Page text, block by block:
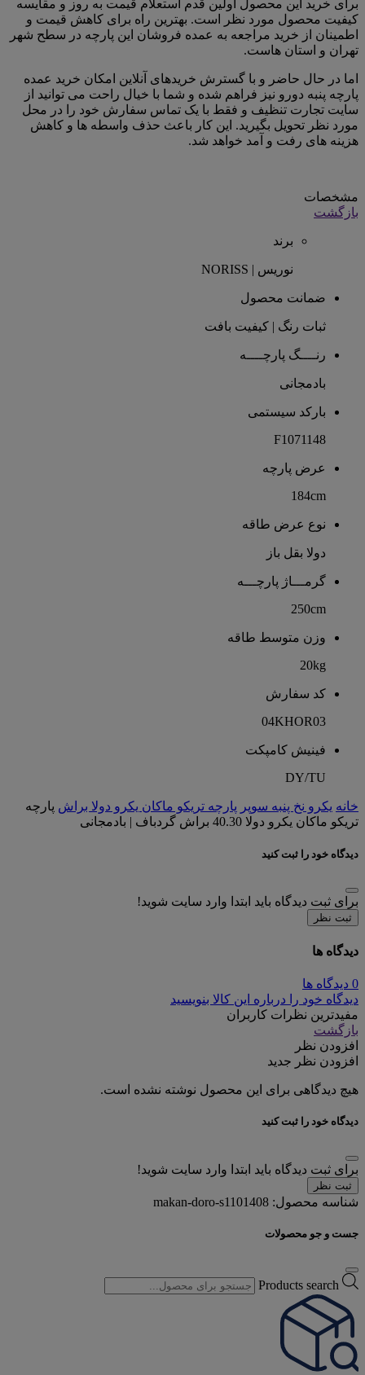
برای خرید این محصول اولین قدم استعلام قیمت به روز و مقایسه
کیفیت محصول مورد نظر است. بهترین راه برای کاهش قیمت و
اطمینان از خرید مراجعه به عمده فروشان این پارچه در سطح شهر
تهران و استان هاست.
اما در حال حاضر و با گسترش خریدهای آنلاین امکان خرید عمده
پارچه پنبه دورو نیز فراهم شده و شما با خیال راحت می توانید از
سایت تجارت تنظیف و فقط با یک تماس سفارش خود را در محل
مورد نظر تحویل بگیرید. این کار باعث حذف واسطه ها و کاهش
هزینه های رفت و آمد خواهد شد.
مشخصات
بازگشت
برند
نوریس | NORISS
ضمانت محصول
ثبات رنگ | کیفیت بافت
رنــــگ پارچــــه
بادمجانی
بارکد سیستمی
F1071148
عرض پارچه
184cm
نوع عرض طاقه
دولا بقل باز
گرمـــاژ پارچـــه
250cm
وزن متوسط طاقه
20kg
کد سفارش
04KHOR03
فینیش کامپکت
DY/TU
خانه یکرو نخ پنبه سوپر پارچه تریکو ماکان یکرو دولا براش پارچه
تریکو ماکان یکرو دولا 40.30 براش گردباف | بادمجانی
دیدگاه خود را ثبت کنید
برای ثبت دیدگاه باید ابتدا وارد سایت شوید!
ثبت نظر
دیدگاه ها
0 دیدگاه ها
دیدگاه خود را درباره این کالا بنویسید
مفیدترین نظرات کاربران
بازگشت
افزودن نظر
افزودن نظر جدید
هیچ دیدگاهی برای این محصول نوشته نشده است.
دیدگاه خود را ثبت کنید
برای ثبت دیدگاه باید ابتدا وارد سایت شوید!
ثبت نظر
شناسه محصول: makan-doro-s1101408
جست و جو محصولات
Products search